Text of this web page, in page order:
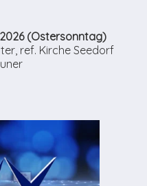
(Ostersonntag)
ref. Kirche Seedorf